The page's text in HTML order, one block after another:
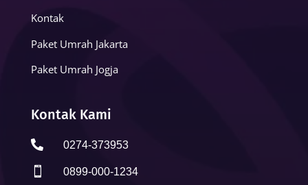
Kontak
Paket Umrah Jakarta
Paket Umrah Jogja
Kontak Kami
 0274-373953
 0899-000-1234